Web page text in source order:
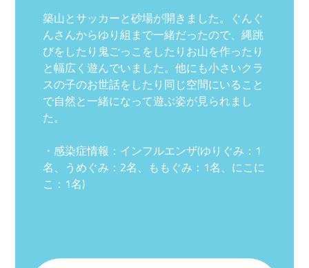
築山とサッカーと砂場が開きました。ぐんぐ
んさんからゆり組まで一緒だったので、縄跳
びをしたり鬼ごっこをしたりお山を作ったり
と幅広く遊んでいました。他にも小さいクラ
スの子のお世話をしたり同じ空間にいること
で自然と一緒になって遊ぶ姿が見られまし
た。
・感染症情報：インフルエンザ(ゆりぐみ：1
名、うめぐみ：2名、ももぐみ：1名、にこに
こ：1名)